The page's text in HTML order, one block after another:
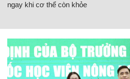
ngay khi cơ thể còn khỏe